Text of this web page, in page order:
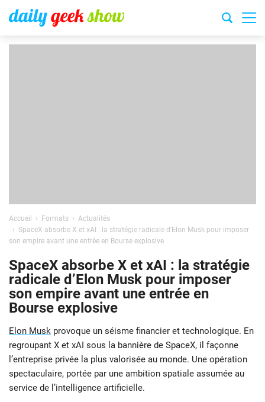
Accueil Formats
Actualités
SpaceX absorbe X et xAI : la stratégie radicale d’Elon Musk pour imposer
son empire avant une entrée en Bourse explosive
SpaceX absorbe X et xAI : la stratégie
radicale d’Elon Musk pour imposer
son empire avant une entrée en
Bourse explosive
Elon Musk provoque un séisme financier et technologique. En
regroupant X et xAI sous la bannière de SpaceX, il façonne
l’entreprise privée la plus valorisée au monde. Une opération
spectaculaire, portée par une ambition spatiale assumée au
service de l’intelligence artificielle.